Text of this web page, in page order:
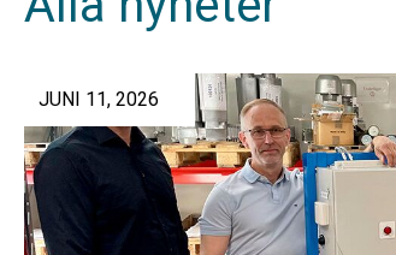
JUNI 11, 2026